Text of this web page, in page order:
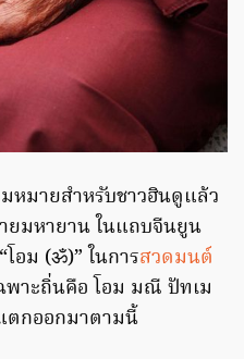
หมายสำหรับชาวฮินดูแล้ว
ยมหายาน ในแถบจีนยูน
อม (ॐ)” ในการสวดมนต์
าะถิ่นคือ โอม มณี ปัทเม
ตกออกมาตามนี้